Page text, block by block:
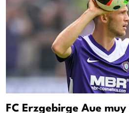
FC Erzgebirge Aue muy